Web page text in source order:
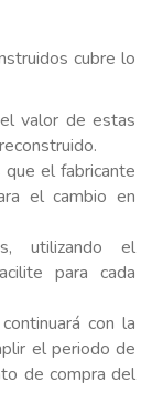
cubre lo
valor de estas
el fabricante
el cambio en
utilizando el
para cada
con la
el periodo de
de compra del